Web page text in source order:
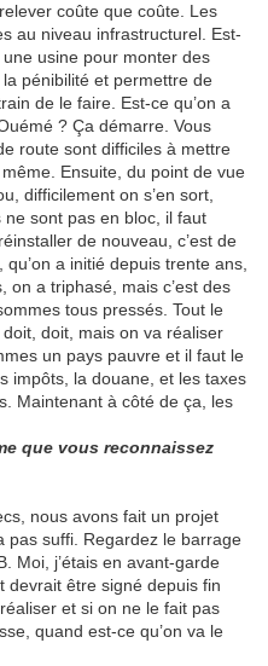
coûte que coûte. Les
au niveau infrastructurel. Est-
usine pour monter des
pénibilité et permettre de
de le faire. Est-ce qu’on a
? Ça démarre. Vous
route sont difficiles à mettre
Ensuite, du point de vue
difficilement on s’en sort,
sont pas en bloc, il faut
de nouveau, c’est de
qu’on a initié depuis trente ans,
on a triphasé, mais c’est des
tous pressés. Tout le
doit, mais on va réaliser
un pays pauvre et il faut le
impôts, la douane, et les taxes
Maintenant à côté de ça, les
que vous reconnaissez
nous avons fait un projet
pas suffi. Regardez le barrage
Moi, j’étais en avant-garde
devrait être signé depuis fin
et si on ne le fait pas
quand est-ce qu’on va le